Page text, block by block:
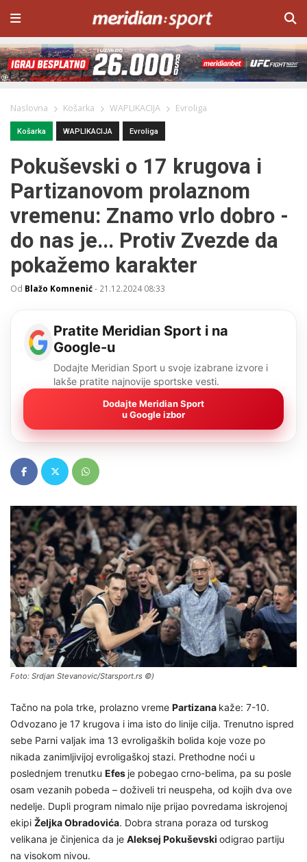
Naslovna Košarka WAPLIKACIJA Evroliga
Košarka WAPLIKACIJA Evroliga
Pokuševski o 17 krugova i
Partizanovom prolaznom
vremenu: Znamo vrlo dobro -
do nas je... Protiv Zvezde da
pokažemo karakter
Od Blažo Komnenić- 21.12.2024 08:33
Pratite Meridian Sport i na
Google-u
Dodajte Meridian Sport u svoje izabrane izvore i
lakše pratite najnovije sportske vesti.
Dodajte Meridian Sport
u Google izbor
Foto: Srdjan Stevanovic/Starsport.rs ©)
Tačno na pola trke, prolazno vreme Partizana kaže: 7-10.
Odvozano je 17 krugova i ima isto do linije cilja. Trenutno ispred
sebe Parni valjak ima 13 evroligaških bolida koje voze po
nikada zanimljivijoj evroligaškoj stazi. Prethodne noći u
poslednjem trenutku Efes je pobegao crno-belima, pa su posle
osam vezanih pobeda – doživeli tri neuspeha, od kojih dva ove
nedelje. Dupli program nimalo nije prijao povredama iskrojenoj
ekipi Željka Obradovića. Dobra strana poraza od turskog
velikana je činjenica da je Aleksej Pokuševski odigrao partiju
na visokom nivou.